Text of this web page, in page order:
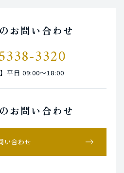
お問い合わせ
3320
】平日 09:00〜18:00
お問い合わせ
い合わせ